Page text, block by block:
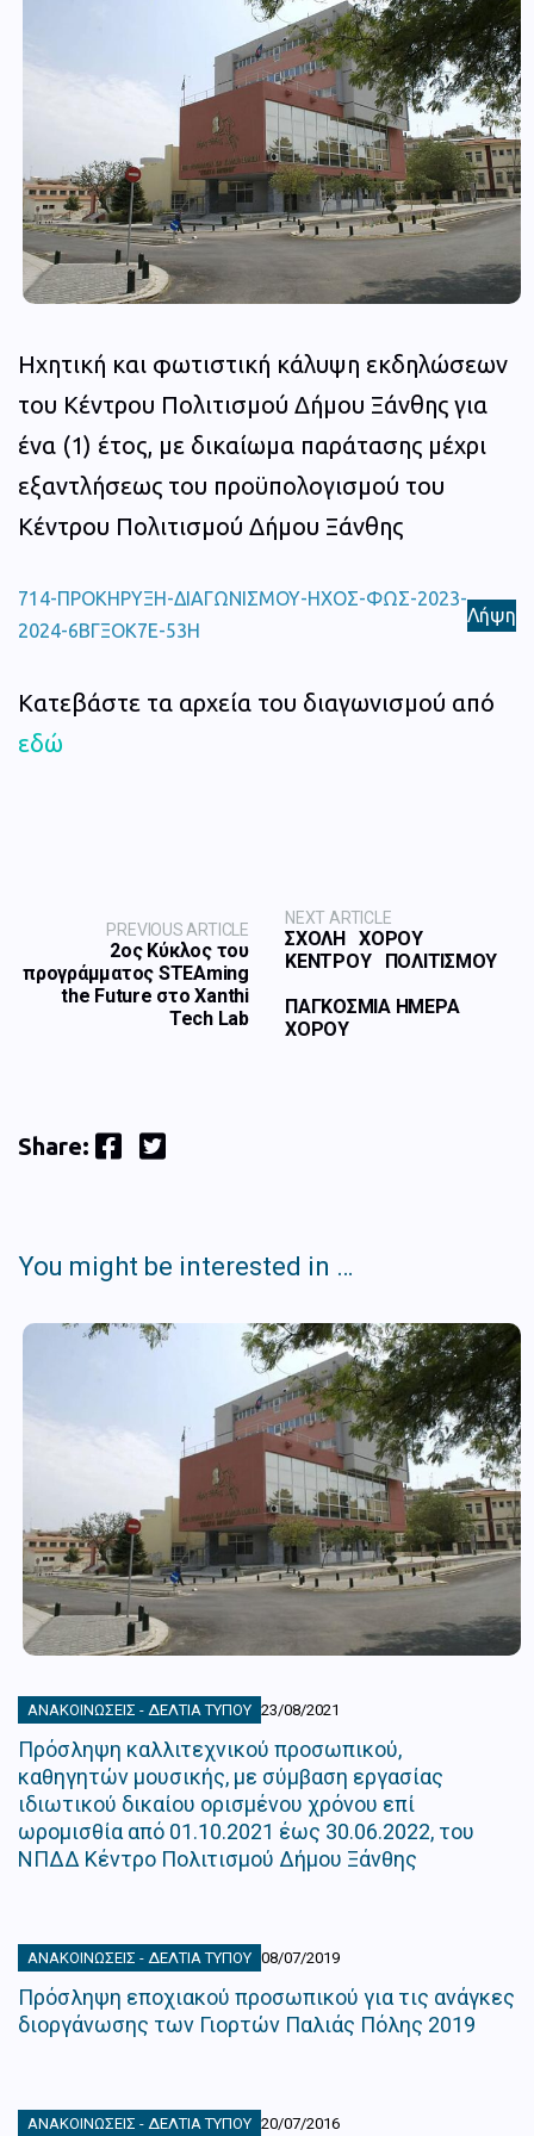
Ηχητική και φωτιστική κάλυψη εκδηλώσεων
του Κέντρου Πολιτισμού Δήμου Ξάνθης για
ένα (1) έτος, με δικαίωμα παράτασης μέχρι
εξαντλήσεως του προϋπολογισμού του
Κέντρου Πολιτισμού Δήμου Ξάνθης
714-ΠΡΟΚΗΡΥΞΗ-ΔΙΑΓΩΝΙΣΜΟΥ-ΗΧΟΣ-ΦΩΣ-2023-
2024-6ΒΓΞΟΚ7Ε-53Η
Λήψη
Κατεβάστε τα αρχεία του διαγωνισμού από
εδώ
PREVIOUS ARTICLE
2oς Κύκλος του
προγράμματος STEAming
the Future στο Xanthi
Tech Lab
NEXT ARTICLE
ΣΧΟΛΗ ΧΟΡΟΥ
ΚΕΝΤΡΟΥ ΠΟΛΙΤΙΣΜΟΥ
ΠΑΓΚΟΣΜΙΑ ΗΜΕΡΑ
ΧΟΡΟΥ
Share: Facebook Twitter
You might be interested in …
ΑΝΑΚΟΙΝΏΣΕΙΣ - ΔΕΛΤΊΑ ΤΎΠΟΥ 23/08/2021
Πρόσληψη καλλιτεχνικού προσωπικού,
καθηγητών μουσικής, με σύμβαση εργασίας
ιδιωτικού δικαίου ορισμένου χρόνου επί
ωρομισθία από 01.10.2021 έως 30.06.2022, του
ΝΠΔΔ Κέντρο Πολιτισμού Δήμου Ξάνθης
ΑΝΑΚΟΙΝΏΣΕΙΣ - ΔΕΛΤΊΑ ΤΎΠΟΥ 08/07/2019
Πρόσληψη εποχιακού προσωπικού για τις ανάγκες
διοργάνωσης των Γιορτών Παλιάς Πόλης 2019
ΑΝΑΚΟΙΝΏΣΕΙΣ - ΔΕΛΤΊΑ ΤΎΠΟΥ 20/07/2016